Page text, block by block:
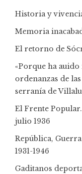
Historia y
Memoria
El retorno de
«Porque ha
ordenanzas de
serranía de
El Frente
julio 1936
República,
1931-1946
Gaditanos